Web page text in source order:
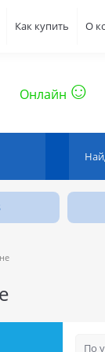
Как купить О
Онлайн